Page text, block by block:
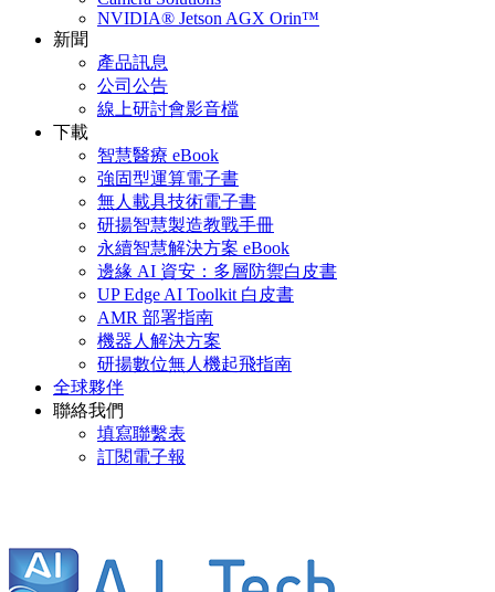
NVIDIA® Jetson AGX Orin™
新聞
產品訊息
公司公告
線上研討會影音檔
下載
智慧醫療 eBook
強固型運算電子書
無人載具技術電子書
研揚智慧製造教戰手冊
永續智慧解決方案 eBook
邊緣 AI 資安：多層防禦白皮書
UP Edge AI Toolkit 白皮書
AMR 部署指南
機器人解決方案
研揚數位無人機起飛指南
全球夥伴
聯絡我們
填寫聯繫表
訂閱電子報